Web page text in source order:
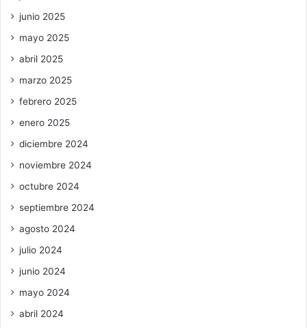
junio 2025
mayo 2025
abril 2025
marzo 2025
febrero 2025
enero 2025
diciembre 2024
noviembre 2024
octubre 2024
septiembre 2024
agosto 2024
julio 2024
junio 2024
mayo 2024
abril 2024